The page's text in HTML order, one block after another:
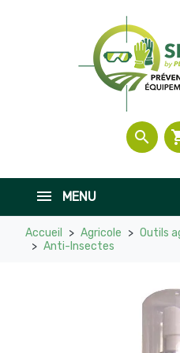
search
MENU
Accueil Agricole Outils
Anti-Insectes